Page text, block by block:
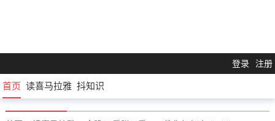
登录 注册
首页 读喜马拉雅 抖知识